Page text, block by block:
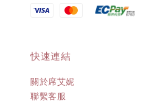
快速連結
關於席艾妮
聯繫客服